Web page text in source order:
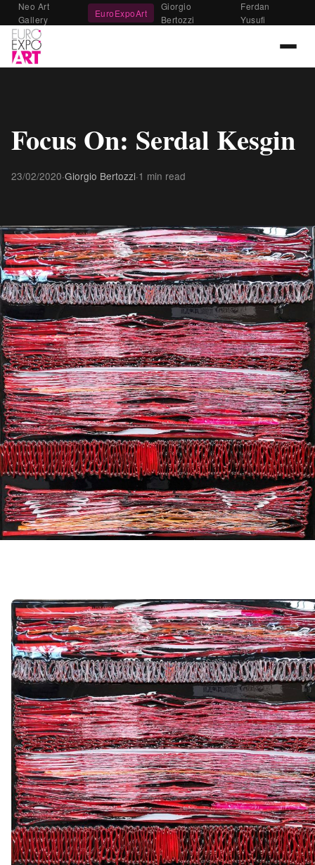
Neo Art
Gallery
EuroExpoArt
Giorgio
Bertozzi
Ferdan
Yusufi
Focus On: Serdal Kesgin
23/02/2020·Giorgio Bertozzi·1 min read